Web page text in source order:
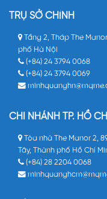
TRỤ SỞ CHÍNH
Tầng 2, Tháp The
phố Hà Nội
(+84) 24 3794 0068
(+84) 24 3794 0069
CHI NHÁNH TP. HỒ
Tòa nhà The Manor 2,
Tây, Thành phố Hồ Chí
(+84) 28 2204 0068